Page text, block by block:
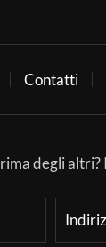
Contatti
degli